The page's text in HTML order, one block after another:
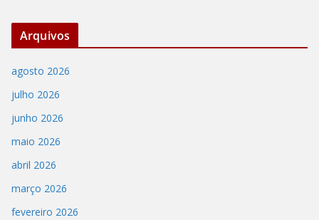
Arquivos
agosto 2026
julho 2026
junho 2026
maio 2026
abril 2026
março 2026
fevereiro 2026